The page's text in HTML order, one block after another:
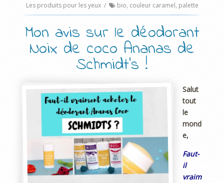
Les produits pour les yeux / bio, couleur caramel, palette
Mon avis sur le déodorant
Noix de coco Ananas de
Schmidt’s !
Salut
tout
le
mond
e,
Faut-
il
vraim